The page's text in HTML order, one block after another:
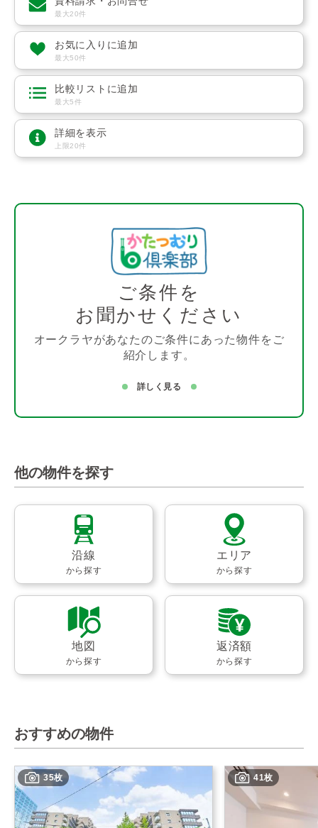
最大20件
お気に入りに追加
最大50件
比較リストに追加
最大5件
詳細を表示
上限20件
ご条件を
お聞かせください
オークラヤがあなたのご条件にあった物件をご
紹介します。
詳しく見る
他の物件を探す
沿線
から探す
エリア
から探す
地図
から探す
返済額
から探す
おすすめの物件
35枚 41枚